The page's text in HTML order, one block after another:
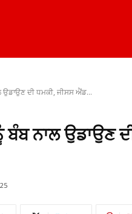
ਉਡਾਉਣ ਦੀ ਧਮਕੀ, ਜੀਸਸ ਐਂਡ...
ਬੰਬ ਨਾਲ ਉਡਾਉਣ